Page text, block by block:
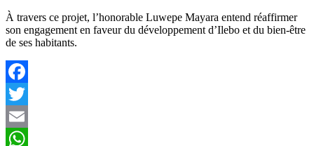
À travers ce projet, l’honorable Luwepe Mayara entend réaffirmer
son engagement en faveur du développement d’Ilebo et du bien-être
de ses habitants.
Facebook
Twitter
Email